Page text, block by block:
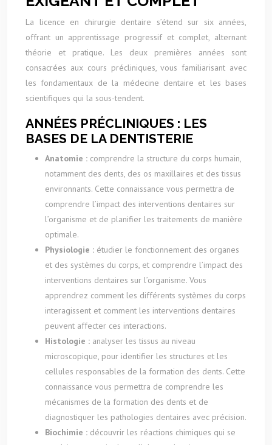
La licence en chirurgie dentaire s’étend sur six années,
offrant un apprentissage progressif et complet, alternant
théorie et pratique. Les deux premières années sont
consacrées aux cours précliniques, vous familiarisant avec
les fondamentaux de la médecine dentaire et les bases
scientifiques qui la sous-tendent.
ANNÉES PRÉCLINIQUES : LES
BASES DE LA DENTISTERIE
Anatomie : comprendre la structure du corps humain,
notamment des dents, des os maxillaires et des tissus
environnants. Cette connaissance vous permettra de
comprendre l’impact des interventions dentaires sur
l’organisme et de planifier les traitements de manière
optimale.
Physiologie : étudier le fonctionnement des organes
et des systèmes du corps, et comprendre l’impact des
interventions dentaires sur l’organisme. Vous
apprendrez comment les différents systèmes du corps
interagissent et comment les interventions dentaires
peuvent affecter ces interactions.
Histologie : analyser les tissus au niveau
microscopique, pour identifier les structures et les
cellules responsables de la formation des dents. Cette
connaissance vous permettra de comprendre les
mécanismes de la formation des dents et de
diagnostiquer les pathologies dentaires avec précision.
Biochimie : découvrir les réactions chimiques qui se